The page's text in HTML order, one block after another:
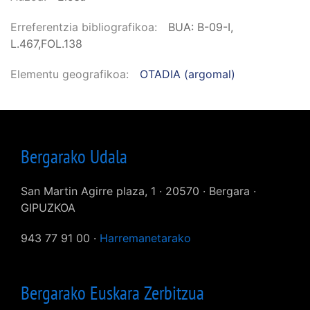
Erreferentzia bibliografikoa
BUA: B-09-I,
L.467,FOL.138
Elementu geografikoa OTADIA (argomal)
Bergarako Udala
San Martin Agirre plaza, 1 · 20570 · Bergara ·
GIPUZKOA
943 77 91 00 · Harremanetarako
Bergarako Euskara Zerbitzua